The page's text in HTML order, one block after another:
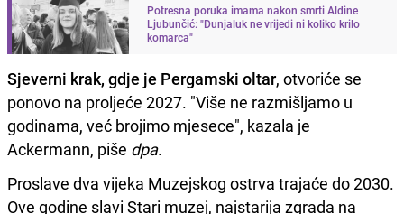
Potresna poruka imama nakon smrti Aldine
Ljubunčić: "Dunjaluk ne vrijedi ni koliko krilo
komarca"
Sjeverni krak, gdje je Pergamski oltar, otvoriće se
ponovo na proljeće 2027. "Više ne razmišljamo u
godinama, već brojimo mjesece", kazala je
Ackermann, piše dpa.
Proslave dva vijeka Muzejskog ostrva trajaće do 2030.
Ove godine slavi Stari muzej, najstarija zgrada na